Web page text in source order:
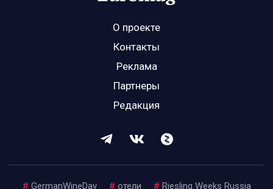
О проекте
Контакты
Реклама
Партнеры
Редакция
# GermanWineDay # отели # Riesling Weeks Russia